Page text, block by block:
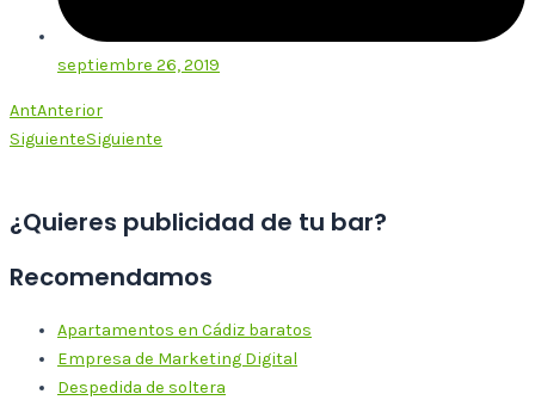
septiembre 26, 2019
AntAnterior
SiguienteSiguiente
¿Quieres publicidad de tu bar?
Recomendamos
Apartamentos en Cádiz baratos
Empresa de Marketing Digital
Despedida de soltera